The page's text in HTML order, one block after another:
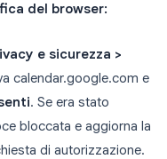
del browser:
e sicurezza >
calendar.google.com e
. Se era stato
bloccata e aggiorna la
di autorizzazione.